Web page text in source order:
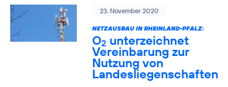
23. November 2020
NETZAUSBAU IN RHEINLAND-PFALZ:
O2 unterzeichnet
Vereinbarung zur
Nutzung von
Landesliegenschaften